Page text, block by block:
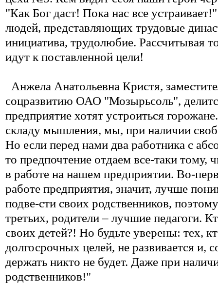
"Как Бог даст! Пока нас все
людей, представляющих трудовые
инициатива, трудолюбие. Рассчитывая
идут к поставленной цели!
Анжела Анатольевна Кристя,
соцразвитию ОАО "Мозырьсоль",
предприятие хотят устроиться
складу мышления, мы, при наличии
Но если перед нами два работника с
то предпочтение отдаем все-таки тому,
в работе на нашем предприятии. Во-
работе предприятия, значит, лучше
подве-сти своих родственников,
третьих, родители – лучшие педагоги.
своих детей?! Но будьте уверены: тех,
долгосрочных целей, не развивается и,
держать никто не будет. Даже при
родственников!"